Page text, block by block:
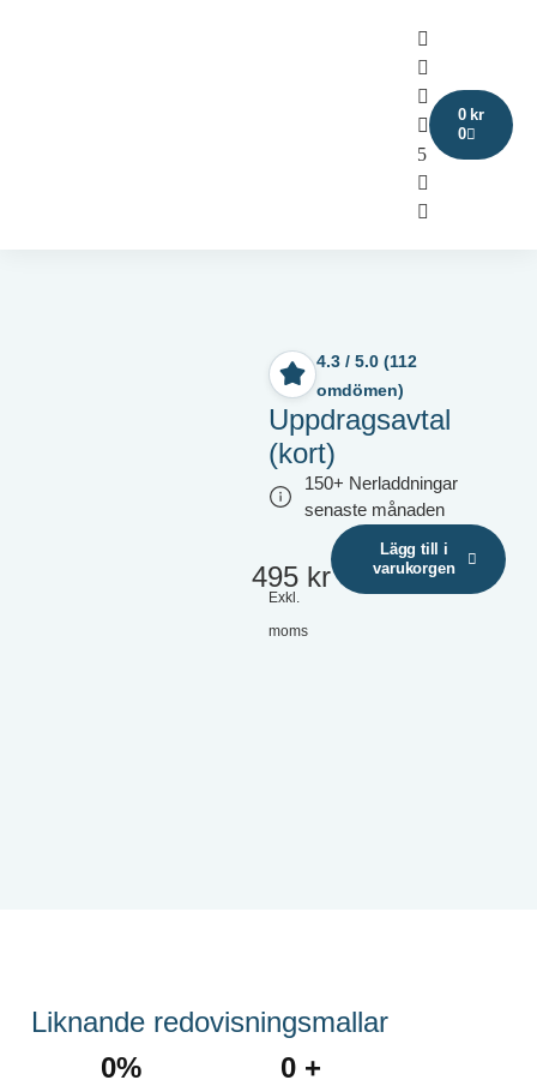
0 kr
0
4.3 / 5.0 (112
omdömen)
Uppdragsavtal
(kort)
150+ Nerladdningar
senaste månaden
495 kr
Exkl.
moms
Lägg till i
varukorgen
Liknande redovisningsmallar
0% 0 +